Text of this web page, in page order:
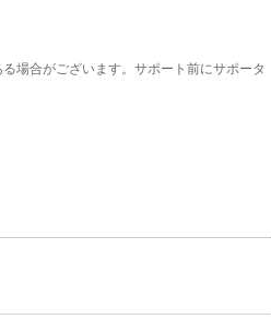
場合がございます。サポート前にサポータ